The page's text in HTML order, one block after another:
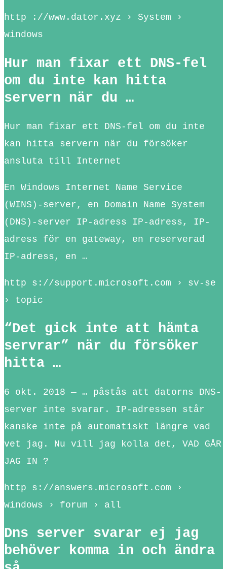
http ://www.dator.xyz › System ›
windows
Hur man fixar ett DNS-fel
om du inte kan hitta
servern när du …
Hur man fixar ett DNS-fel om du inte
kan hitta servern när du försöker
ansluta till Internet
En Windows Internet Name Service
(WINS)-server, en Domain Name System
(DNS)-server IP-adress IP-adress, IP-
adress för en gateway, en reserverad
IP-adress, en …
http s://support.microsoft.com › sv-se
› topic
“Det gick inte att hämta
servrar” när du försöker
hitta …
6 okt. 2018 — … påstås att datorns DNS-
server inte svarar. IP-adressen står
kanske inte på automatiskt längre vad
vet jag. Nu vill jag kolla det, VAD GÅR
JAG IN ?
http s://answers.microsoft.com ›
windows › forum › all
Dns server svarar ej jag
behöver komma in och ändra